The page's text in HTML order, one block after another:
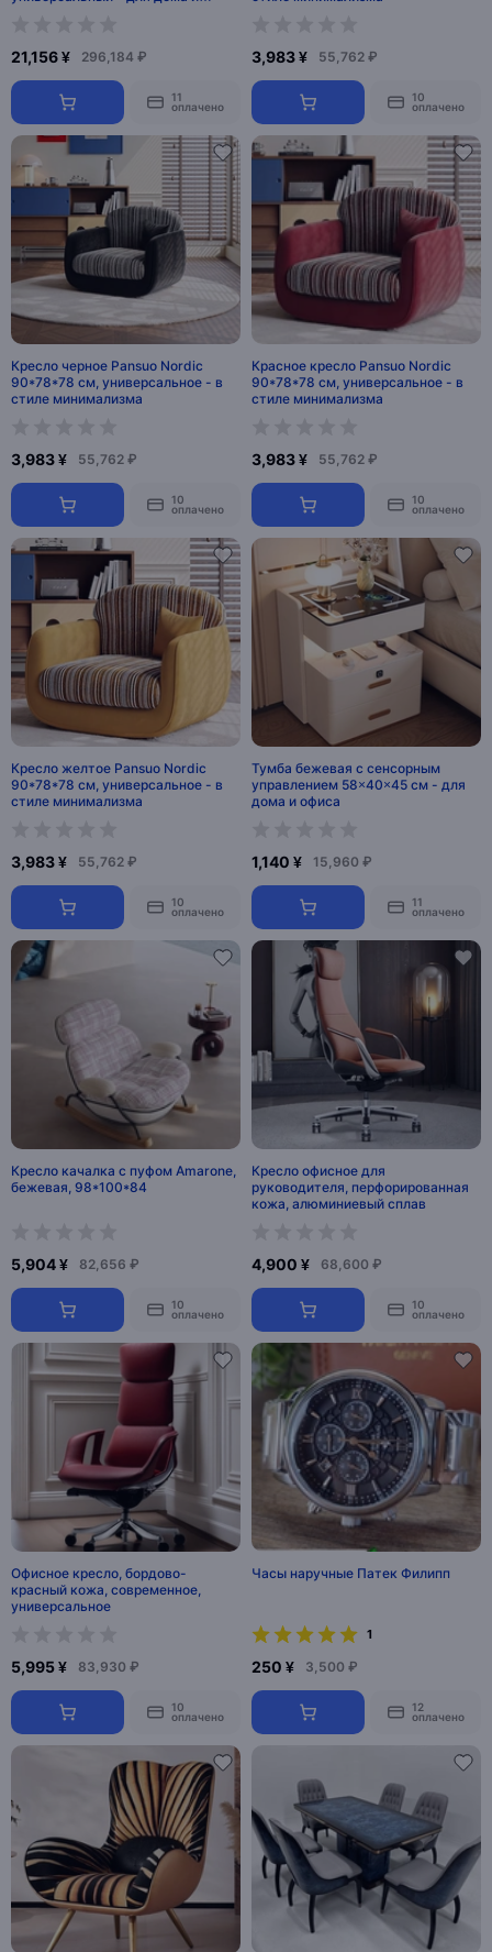
21,156 ¥ 296,184 ₽
11
оплачено
3,983 ¥ 55,762 ₽
10
оплачено
Кресло черное Pansuo Nordic
90*78*78 см, универсальное - в
стиле минимализма
3,983 ¥ 55,762 ₽
10
оплачено
Красное кресло Pansuo Nordic
90*78*78 см, универсальное - в
стиле минимализма
3,983 ¥ 55,762 ₽
10
оплачено
Кресло желтое Pansuo Nordic
90*78*78 см, универсальное - в
стиле минимализма
3,983 ¥ 55,762 ₽
10
оплачено
Тумба бежевая с сенсорным
управлением 58×40×45 см - для
дома и офиса
1,140 ¥ 15,960 ₽
11
оплачено
Кресло качалка с пуфом Amarone,
бежевая, 98*100*84
5,904 ¥ 82,656 ₽
10
оплачено
Кресло офисное для
руководителя, перфорированная
кожа, алюминиевый сплав
4,900 ¥ 68,600 ₽
10
оплачено
Офисное кресло, бордово-
красный кожа, современное,
универсальное
5,995 ¥ 83,930 ₽
10
оплачено
Часы наручные Патек Филипп
1
250 ¥ 3,500 ₽
12
оплачено